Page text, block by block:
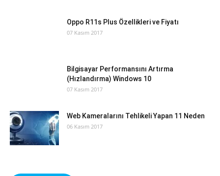
Oppo R11s Plus Özellikleri ve Fiyatı
07 Kasım 2017
Bilgisayar Performansını Artırma
(Hızlandırma) Windows 10
07 Kasım 2017
Web Kameralarını Tehlikeli Yapan 11 Neden
06 Kasım 2017